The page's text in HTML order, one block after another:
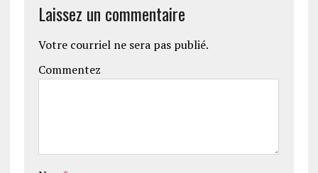
Laissez un commentaire
Votre courriel ne sera pas publié.
Commentez